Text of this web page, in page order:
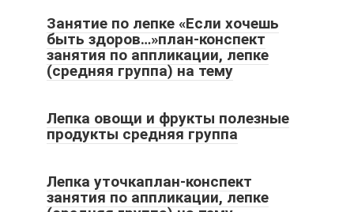
Занятие по лепке «Если хочешь
быть здоров…»план-конспект
занятия по аппликации, лепке
(средняя группа) на тему
Лепка овощи и фрукты полезные
продукты средняя группа
Лепка уточкаплан-конспект
занятия по аппликации, лепке